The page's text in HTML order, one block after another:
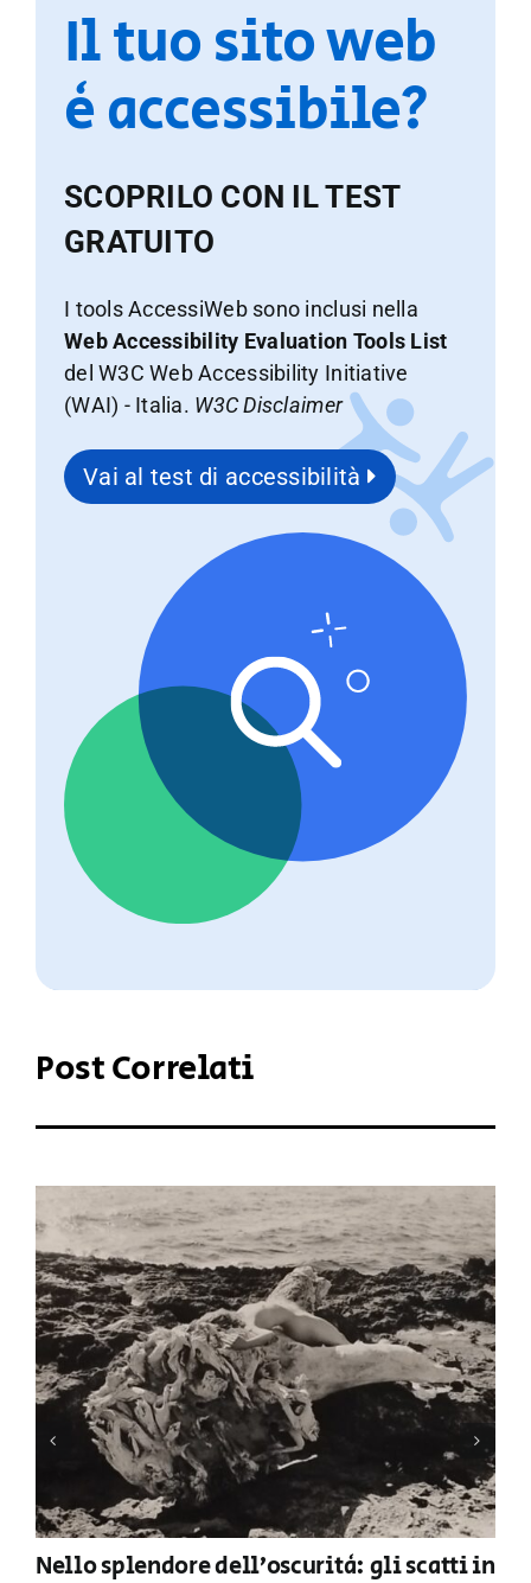
Il tuo sito web
è accessibile?
SCOPRILO CON IL TEST
GRATUITO
I tools AccessiWeb sono inclusi nella
Web Accessibility Evaluation Tools List
del W3C Web Accessibility Initiative
(WAI) - Italia. W3C Disclaimer
Vai al test di accessibilità
Post Correlati
Nello splendore dell’oscurità: gli scatti in